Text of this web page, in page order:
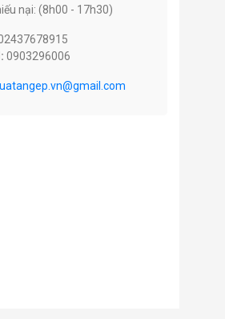
nại: (8h00 - 17h30)
0903296006